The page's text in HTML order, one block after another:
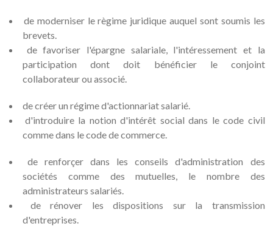
de moderniser le règime juridique auquel sont soumis les
brevets.
de favoriser l'épargne salariale, l'intéressement et la
participation dont doit bénéficier le conjoint
collaborateur ou associé.
de créer un régime d'actionnariat salarié.
d'introduire la notion d'intérêt social dans le code civil
comme dans le code de commerce.
de renforçer dans les conseils d'administration des
sociétés comme des mutuelles, le nombre des
administrateurs salariés.
de rénover les dispositions sur la transmission
d'entreprises.